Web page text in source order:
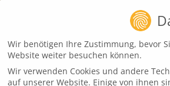
Wir benötigen Ihre Zustimmung, bevor
Website weiter besuchen können.
Wir verwenden Cookies und andere
auf unserer Website. Einige von ihnen